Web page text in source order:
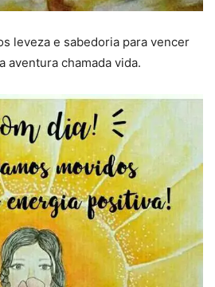
leveza e sabedoria para vencer
aventura chamada vida.